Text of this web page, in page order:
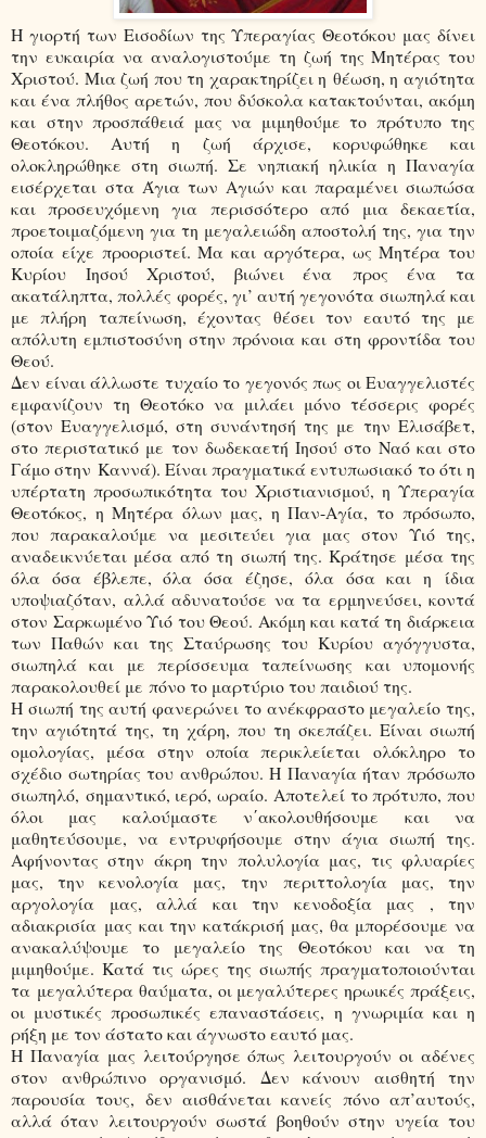
Η γιορτή των Εισοδίων της Υπεραγίας Θεοτόκου μας δίνει
την ευκαιρία να αναλογιστούμε τη ζωή της Μητέρας του
Χριστού. Μια ζωή που τη χαρακτηρίζει η θέωση, η αγιότητα
και ένα πλήθος αρετών, που δύσκολα κατακτούνται, ακόμη
και στην προσπάθειά μας να μιμηθούμε το πρότυπο της
Θεοτόκου. Αυτή η ζωή άρχισε, κορυφώθηκε και
ολοκληρώθηκε στη σιωπή. Σε νηπιακή ηλικία η Παναγία
εισέρχεται στα Άγια των Αγιών και παραμένει σιωπώσα
και προσευχόμενη για περισσότερο από μια δεκαετία,
προετοιμαζόμενη για τη μεγαλειώδη αποστολή της, για την
οποία είχε προοριστεί. Μα και αργότερα, ως Μητέρα του
Κυρίου Ιησού Χριστού, βιώνει ένα προς ένα τα
ακατάληπτα, πολλές φορές, γι’ αυτή γεγονότα σιωπηλά και
με πλήρη ταπείνωση, έχοντας θέσει τον εαυτό της με
απόλυτη εμπιστοσύνη στην πρόνοια και στη φροντίδα του
Θεού.
Δεν είναι άλλωστε τυχαίο το γεγονός πως οι Ευαγγελιστές
εμφανίζουν τη Θεοτόκο να μιλάει μόνο τέσσερις φορές
(στον Ευαγγελισμό, στη συνάντησή της με την Ελισάβετ,
στο περιστατικό με τον δωδεκαετή Ιησού στο Ναό και στο
Γάμο στην Καννά). Είναι πραγματικά εντυπωσιακό το ότι η
υπέρτατη προσωπικότητα του Χριστιανισμού, η Υπεραγία
Θεοτόκος, η Μητέρα όλων μας, η Παν-Αγία, το πρόσωπο,
που παρακαλούμε να μεσιτεύει για μας στον Υιό της,
αναδεικνύεται μέσα από τη σιωπή της. Κράτησε μέσα της
όλα όσα έβλεπε, όλα όσα έζησε, όλα όσα και η ίδια
υποψιαζόταν, αλλά αδυνατούσε να τα ερμηνεύσει, κοντά
στον Σαρκωμένο Υιό του Θεού. Ακόμη και κατά τη διάρκεια
των Παθών και της Σταύρωσης του Κυρίου αγόγγυστα,
σιωπηλά και με περίσσευμα ταπείνωσης και υπομονής
παρακολουθεί με πόνο το μαρτύριο του παιδιού της.
Η σιωπή της αυτή φανερώνει το ανέκφραστο μεγαλείο της,
την αγιότητά της, τη χάρη, που τη σκεπάζει. Είναι σιωπή
ομολογίας, μέσα στην οποία περικλείεται ολόκληρο το
σχέδιο σωτηρίας του ανθρώπου. Η Παναγία ήταν πρόσωπο
σιωπηλό, σημαντικό, ιερό, ωραίο. Αποτελεί το πρότυπο, που
όλοι μας καλούμαστε ν΄ακολουθήσουμε και να
μαθητεύσουμε, να εντρυφήσουμε στην άγια σιωπή της.
Αφήνοντας στην άκρη την πολυλογία μας, τις φλυαρίες
μας, την κενολογία μας, την περιττολογία μας, την
αργολογία μας, αλλά και την κενοδοξία μας , την
αδιακρισία μας και την κατάκρισή μας, θα μπορέσουμε να
ανακαλύψουμε το μεγαλείο της Θεοτόκου και να τη
μιμηθούμε. Κατά τις ώρες της σιωπής πραγματοποιούνται
τα μεγαλύτερα θαύματα, οι μεγαλύτερες ηρωικές πράξεις,
οι μυστικές προσωπικές επαναστάσεις, η γνωριμία και η
ρήξη με τον άστατο και άγνωστο εαυτό μας.
Η Παναγία μας λειτούργησε όπως λειτουργούν οι αδένες
στον ανθρώπινο οργανισμό. Δεν κάνουν αισθητή την
παρουσία τους, δεν αισθάνεται κανείς πόνο απ’αυτούς,
αλλά όταν λειτουργούν σωστά βοηθούν στην υγεία του